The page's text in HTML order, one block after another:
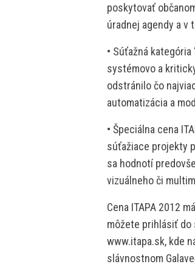
poskytovať
úradnej agendy a v
• Súťažná
systémovo a
odstránilo čo
automatizácia a
• Špeciálna cena
súťažiace projekty
sa hodnotí
vizuálneho či
Cena ITAPA 2012
môžete prihlásiť
www.itapa.sk, kde
slávnostnom